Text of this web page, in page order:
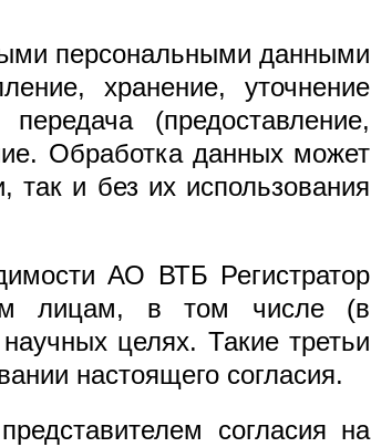
персональными данными
хранение, уточнение
(предоставление,
Обработка данных может
так и без их использования
АО ВТБ Регистратор
лицам, в том числе (в
целях. Такие третьи
настоящего согласия.
согласия на